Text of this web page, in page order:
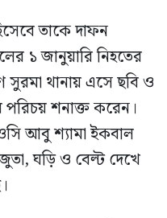
তাকে দাফন
১ জানুয়ারি নিহতের
সুরমা থানায় এসে ছবি ও
পরিচয় শনাক্ত করেন।
আবু শ্যামা ইকবাল
ঘড়ি ও বেল্ট দেখে